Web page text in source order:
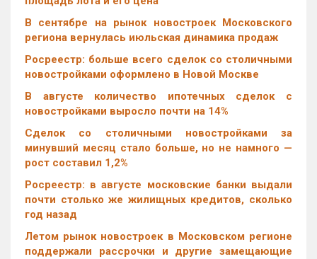
В сентябре на рынок новостроек Московского
региона вернулась июльская динамика продаж
Росреестр: больше всего сделок со столичными
новостройками оформлено в Новой Москве
В августе количество ипотечных сделок с
новостройками выросло почти на 14%
Cделок со столичными новостройками за
минувший месяц стало больше, но не намного —
рост составил 1,2%
Росреестр: в августе московские банки выдали
почти столько же жилищных кредитов, сколько
год назад
Летом рынок новостроек в Московском регионе
поддержали рассрочки и другие замещающие